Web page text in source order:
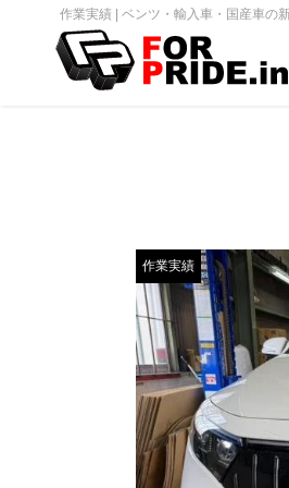
作業実績 | ベンツ・輸入車・国産車の
作業実績